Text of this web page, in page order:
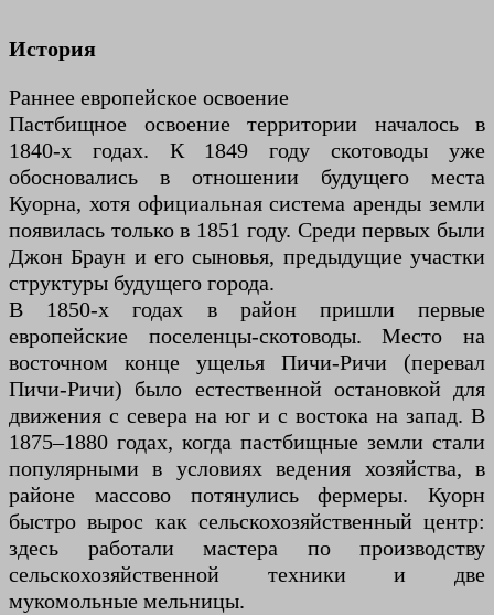
История
Раннее европейское освоение
Пастбищное освоение территории началось в
1840-х годах. К 1849 году скотоводы уже
обосновались в отношении будущего места
Куорна, хотя официальная система аренды земли
появилась только в 1851 году. Среди первых были
Джон Браун и его сыновья, предыдущие участки
структуры будущего города.
В 1850-х годах в район пришли первые
европейские поселенцы-скотоводы. Место на
восточном конце ущелья Пичи-Ричи (перевал
Пичи-Ричи) было естественной остановкой для
движения с севера на юг и с востока на запад. В
1875–1880 годах, когда пастбищные земли стали
популярными в условиях ведения хозяйства, в
районе массово потянулись фермеры. Куорн
быстро вырос как сельскохозяйственный центр:
здесь работали мастера по производству
сельскохозяйственной техники и две
мукомольные мельницы.